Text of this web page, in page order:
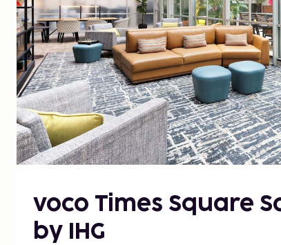
voco Times Square
by IHG